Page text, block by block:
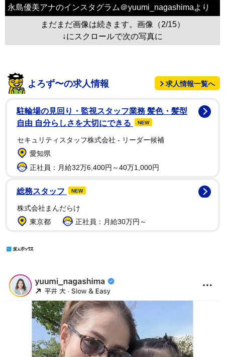
永島優美アナのインスタグラム＠yuumi_nagashimaより
まだまだ画像は続きます。画像（2/15）
↓にスクロールで次の写真に
よろず〜の求人情報 求人情報一覧へ
駐輪場の見回り・監視スタッフ業務 髪色・髪型
自由 自分らしさを大切にできる
NEW
セキュリティスタッフ株式会社 - リーダー候補
愛知県
正社員：月給32万6,400円～40万1,000円
総務スタッフ NEW
株式会社まんだらけ
東京都
正社員：月給30万円～